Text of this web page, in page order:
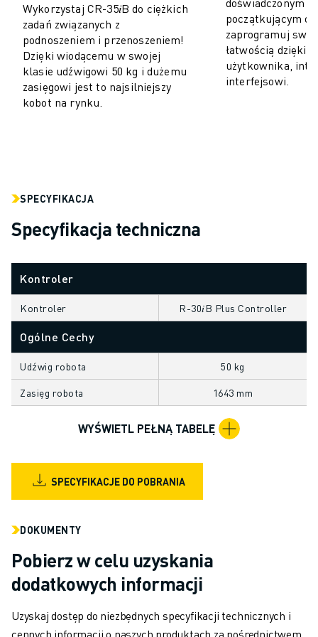
POJAZDY ELEKTRYCZNE
ELEKTRONIKA
ŻYWNOŚĆ I NAPOJE
MEDYCZNY
TWORZYWA SZTUCZNE
MAGAZYNOWANIE, LOGISTYKA, USŁUGI POCZTOWE I KURIERSKIE
MONTAŻ
FREZOWANIE CNC
SZYBKIE WIERCENIE I GWINTOWANIE
FORMOWANIE WTRYSKOWE
OBSŁUGA MASZYN
MALOWANIE
PALETYZACJA
ZGRZEWANIE PUNKTOWE
INSPEKCJA WIZYJNA
OBRÓBKA ELEKTROEROZYJNA EDM
OBSŁUGA KLIENTA
ZDALNE WSPARCIE TECHNICZNE
REGENERACJA
CYFROWE NARZĘDZIA SERWISOWE
CENTRUM POBIERANIA » MYFANUC
Wykorzystaj CR-35𝑖B do ciężkich
zadań związanych z
podnoszeniem i przenoszeniem!
Dzięki wiodącemu w swojej
klasie udźwigowi 50 kg i dużemu
zasięgowi jest to najsilniejszy
kobot na rynku.
początkującym
zaprogramuj
łatwością dzięki
użytkownika,
interfejsowi.
SPECYFIKACJA
Specyfikacja techniczna
Kontroler
Kontroler R-30𝑖B Plus Controller
Ogólne Cechy
Udźwig robota 50 kg
Zasięg robota 1643 mm
WYŚWIETL PEŁNĄ TABELĘ
SPECYFIKACJE DO POBRANIA
DOKUMENTY
Pobierz w celu uzyskania
dodatkowych informacji
Uzyskaj dostęp do niezbędnych specyfikacji technicznych i